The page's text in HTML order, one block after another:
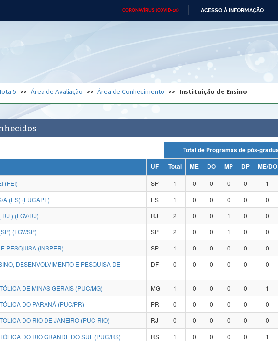
CORONAVÍRUS (COVID-19) ACESSO À INFORMAÇÃO
Ministério das Relações
Ministério do Desenvolvimento
Regional e
de Segurança Advocacia-Geral da União Banco Central do Brasil
5 Área de Avaliação Área de Conhecimento Instituição de Ensino
Total de Programas de
UF Total ME DO MP DP ME/DO
(FEI)
SP 1 0 0 0 0 1
A (ES) (FUCAPE)
ES 1 0 0 0 0 0
) (FGV/RJ)
RJ 2 0 0 1 0 0
(FGV/SP)
SP 2 0 0 1 0 0
PESQUISA (INSPER)
SP 1 0 0 0 0 0
DESENVOLVIMENTO E PESQUISA DE
DF 0 0 0 0 0 0
DE MINAS GERAIS (PUC/MG) MG 1 0 0 0 0 1
DO PARANÁ (PUC/PR)
PR 0 0 0 0 0 0
DO RIO DE JANEIRO (PUC-RIO)
RJ 0 0 0 0 0 0
DO RIO GRANDE DO SUL (PUC/RS)
RS 1 0 0 0 0 1